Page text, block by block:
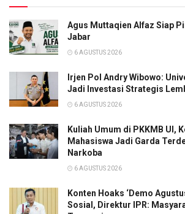
Agus Muttaqien Alfaz Siap
Jabar
6 AGUSTUS 2026
Irjen Pol Andry Wibowo:
Jadi Investasi Strategis
6 AGUSTUS 2026
Kuliah Umum di PKKMB UI,
Mahasiswa Jadi Garda
Narkoba
6 AGUSTUS 2026
Konten Hoaks ‘Demo
Sosial, Direktur IPR: